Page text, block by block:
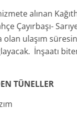
alınan
Çayırbaşı-
olan ulaşım
İnşaatı
TÜNELLER
– Levazım